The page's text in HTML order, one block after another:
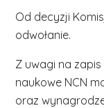
Od decyzji
odwołanie.
Z uwagi na zapis
naukowe NCN
oraz